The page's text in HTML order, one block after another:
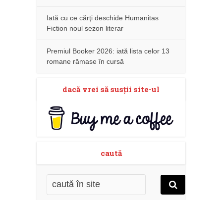
Iată cu ce cărţi deschide Humanitas
Fiction noul sezon literar
Premiul Booker 2026: iată lista celor 13
romane rămase în cursă
dacă vrei să susţii site-ul
caută